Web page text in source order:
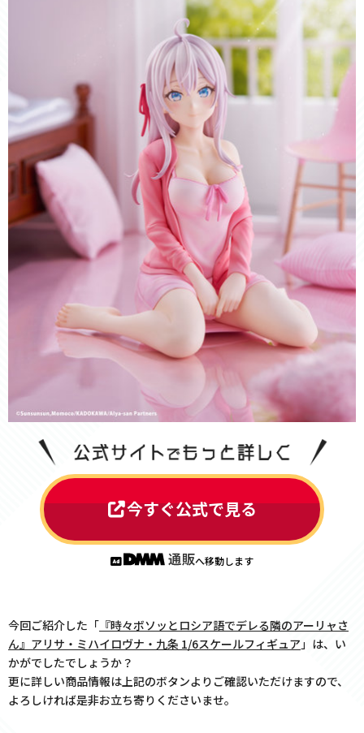
今すぐ公式で見る
へ移動します
今回ご紹介した「 『時々ボソッとロシア語でデレる隣のアーリャさ
ん』アリサ・ミハイロヴナ・九条 1/6スケールフィギュア」は、い
かがでしたでしょうか？
更に詳しい商品情報は上記のボタンよりご確認いただけますので、
よろしければ是非お立ち寄りくださいませ。